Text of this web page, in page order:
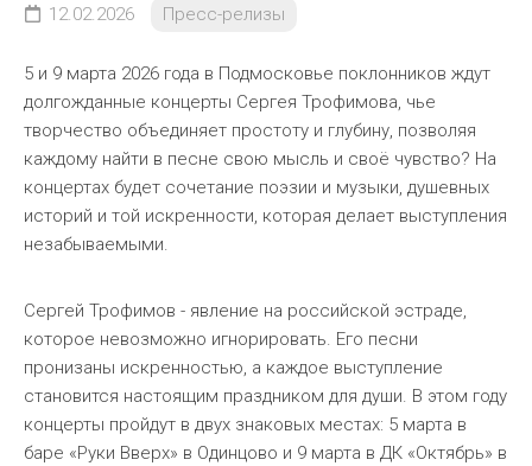
12.02.2026 Пресс-релизы
5 и 9 марта 2026 года в Подмосковье поклонников ждут
долгожданные концерты Сергея Трофимова, чье
творчество объединяет простоту и глубину, позволяя
каждому найти в песне свою мысль и своё чувство? На
концертах будет сочетание поэзии и музыки, душевных
историй и той искренности, которая делает выступления
незабываемыми.
Сергей Трофимов - явление на российской эстраде,
которое невозможно игнорировать. Его песни
пронизаны искренностью, а каждое выступление
становится настоящим праздником для души. В этом году
концерты пройдут в двух знаковых местах: 5 марта в
баре «Руки Вверх» в Одинцово и 9 марта в ДК «Октябрь» в